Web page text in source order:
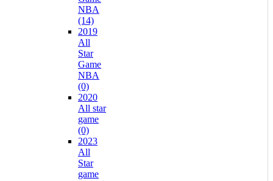
NBA
(14)
2019
All
Star
Game
NBA
(0)
2020
All star
game
(0)
2023
All
Star
game